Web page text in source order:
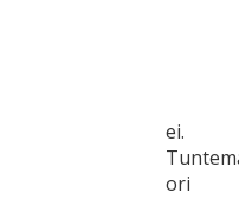
ei.
ori